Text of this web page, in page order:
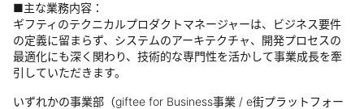
■主な業務内容：
ギフティのテクニカルプロダクトマネージャーは、ビジネス要件
の定義に留まらず、システムのアーキテクチャ、開発プロセスの
最適化にも深く関わり、技術的な専門性を活かして事業成長を牽
引していただきます。
いずれかの事業部（giftee for Business事業 / e街プラットフォー